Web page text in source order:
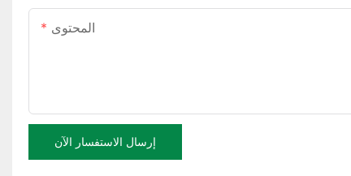
المحتوى
إرسال الاستفسار الآن